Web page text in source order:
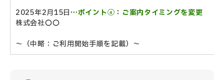
2025年2月15日…ポイント④：ご案内タイミングを変更
株式会社〇〇
～（中略：ご利用開始手順を記載）～